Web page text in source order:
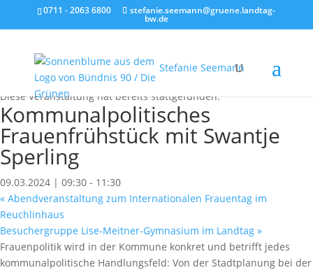
0711 - 2063 6800 stefanie.seemann@gruene.landtag-
bw.de
Stefanie Seemann
« Alle Veranstaltungen
Diese Veranstaltung hat bereits stattgefunden.
Kommunalpolitisches
Frauenfrühstück mit Swantje
Sperling
09.03.2024 | 09:30 - 11:30
« Abendveranstaltung zum Internationalen Frauentag im
Reuchlinhaus
Besuchergruppe Lise-Meitner-Gymnasium im Landtag »
Frauenpolitik wird in der Kommune konkret und betrifft jedes
kommunalpolitische Handlungsfeld: Von der Stadtplanung bei der